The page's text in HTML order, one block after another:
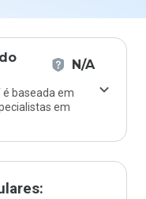
N/A
é baseada em
em